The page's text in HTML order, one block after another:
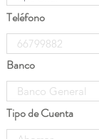
Teléfono
Banco
Tipo de Cuenta